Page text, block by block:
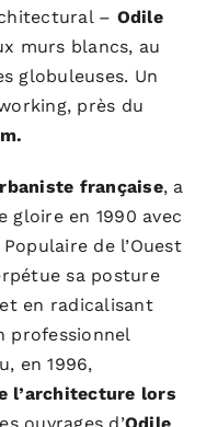
– Odile
murs blancs, au
globuleuses. Un
près du
française, a
gloire en 1990 avec
de l’Ouest
sa posture
en radicalisant
professionnel
en 1996,
l’architecture lors